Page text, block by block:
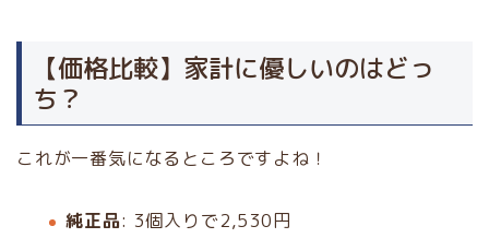
【価格比較】家計に優しいのはどっ
ち？
これが一番気になるところですよね！
純正品: 3個入りで2,530円